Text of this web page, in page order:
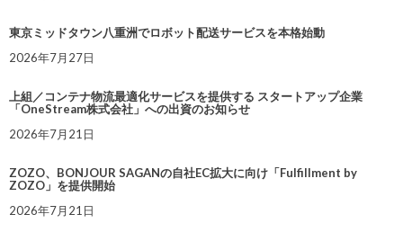
東京ミッドタウン八重洲でロボット配送サービスを本格始動
2026年7月27日
上組／コンテナ物流最適化サービスを提供する スタートアップ企業
「OneStream株式会社」への出資のお知らせ
2026年7月21日
ZOZO、BONJOUR SAGANの自社EC拡大に向け「Fulfillment by
ZOZO」を提供開始
2026年7月21日